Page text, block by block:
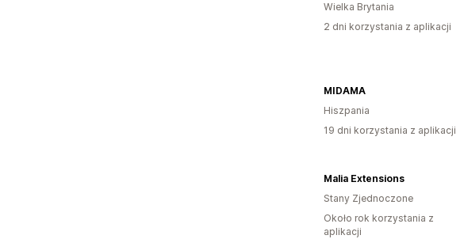
Wielka Brytania
2 dni korzystania z aplikacji
MIDAMA
Hiszpania
19 dni korzystania z aplikacji
Malia Extensions
Stany Zjednoczone
Około rok korzystania z
aplikacji